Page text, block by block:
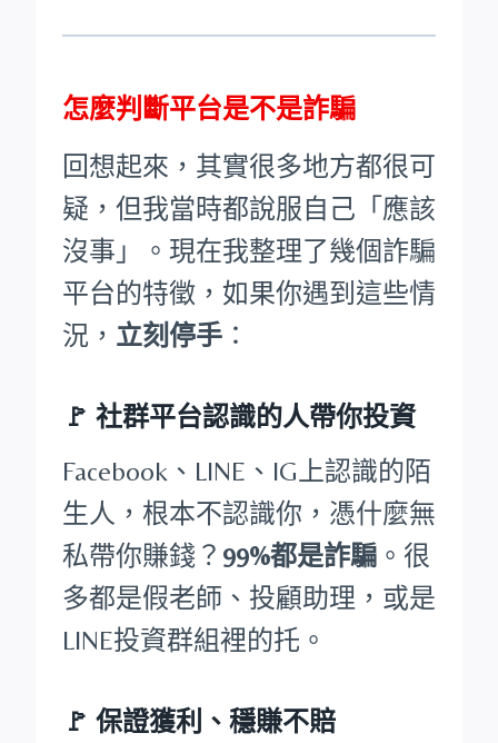
怎麼判斷平台是不是詐騙
回想起來，其實很多地方都很可
疑，但我當時都說服自己「應該
沒事」。現在我整理了幾個詐騙
平台的特徵，如果你遇到這些情
況， 立刻停手 ：
🚩 社群平台認識的人帶你投資
Facebook、LINE、IG上認識的陌
生人，根本不認識你，憑什麼無
私帶你賺錢？ 99%都是詐騙 。很
多都是假老師、投顧助理，或是
LINE投資群組裡的托。
🚩 保證獲利、穩賺不賠